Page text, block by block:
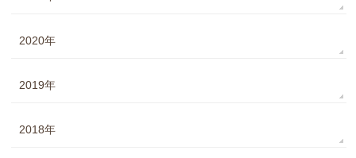
2020年
2019年
2018年